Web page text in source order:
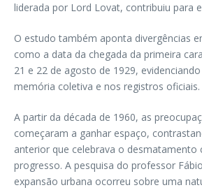
liderada por Lord Lovat, contribuiu para
O estudo também aponta divergências
como a data da chegada da primeira
21 e 22 de agosto de 1929,
memória coletiva e nos registros oficiais.
A partir da década de 1960, as
começaram a ganhar espaço,
anterior que celebrava o desmatamento
progresso. A pesquisa do professor
expansão urbana ocorreu sobre uma